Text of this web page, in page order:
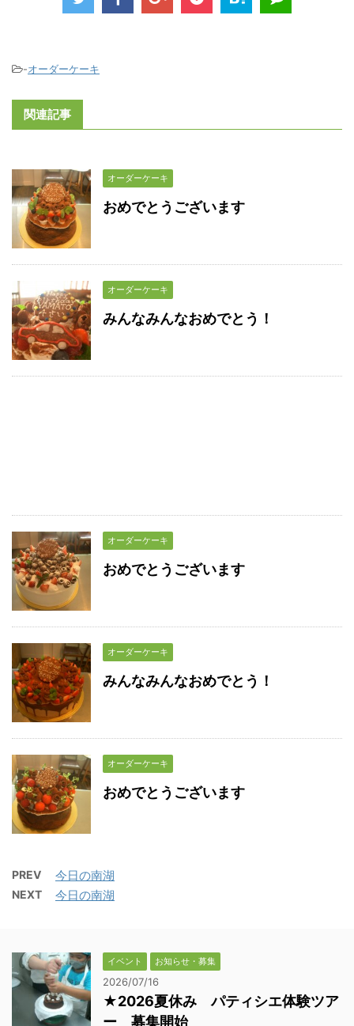
-オーダーケーキ
関連記事
オーダーケーキ
おめでとうございます
オーダーケーキ
みんなみんなおめでとう！
オーダーケーキ
おめでとうございます
オーダーケーキ
みんなみんなおめでとう！
オーダーケーキ
おめでとうございます
PREV 今日の南湖
NEXT 今日の南湖
イベント お知らせ・募集
2026/07/16
★2026夏休み パティシエ体験ツア
ー 募集開始